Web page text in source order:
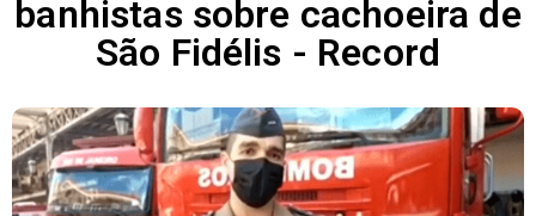
banhistas sobre cachoeira de
São Fidélis - Record